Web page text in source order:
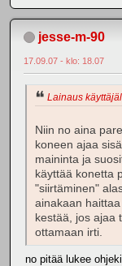
jesse-m-90
17.09.07 - klo: 18.07
Lainaus
Niin no aina
koneen ajaa
maininta ja
käyttää konetta
"siirtäminen"
ainakaan
kestää, jos ajaa
ottamaan irti.
no pitää lukee